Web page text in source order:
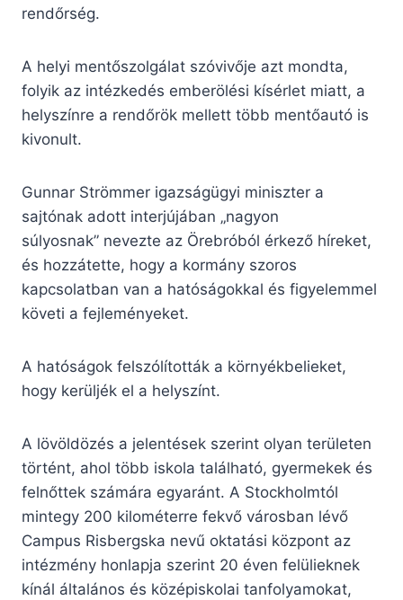
rendőrség.
A helyi mentőszolgálat szóvivője azt mondta,
folyik az intézkedés emberölési kísérlet miatt, a
helyszínre a rendőrök mellett több mentőautó is
kivonult.
Gunnar Strömmer igazságügyi miniszter a
sajtónak adott interjújában „nagyon
súlyosnak” nevezte az Örebróból érkező híreket,
és hozzátette, hogy a kormány szoros
kapcsolatban van a hatóságokkal és figyelemmel
követi a fejleményeket.
A hatóságok felszólították a környékbelieket,
hogy kerüljék el a helyszínt.
A lövöldözés a jelentések szerint olyan területen
történt, ahol több iskola található, gyermekek és
felnőttek számára egyaránt. A Stockholmtól
mintegy 200 kilométerre fekvő városban lévő
Campus Risbergska nevű oktatási központ az
intézmény honlapja szerint 20 éven felülieknek
kínál általános és középiskolai tanfolyamokat,